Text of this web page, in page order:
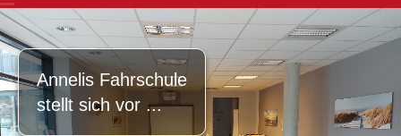
Annelis Fahrschule
stellt sich vor ...